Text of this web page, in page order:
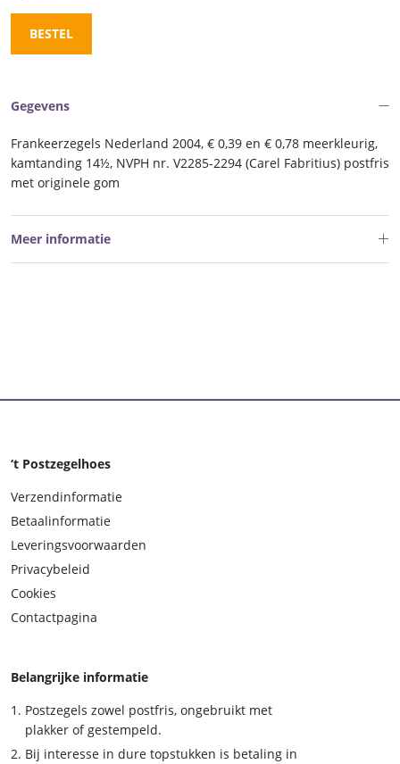
BESTEL
Gegevens
Frankeerzegels Nederland 2004, € 0,39 en € 0,78 meerkleurig,
kamtanding 14½, NVPH nr. V2285-2294 (Carel Fabritius) postfris
met originele gom
Meer informatie
‘t Postzegelhoes
Verzendinformatie
Betaalinformatie
Leveringsvoorwaarden
Privacybeleid
Cookies
Contactpagina
Belangrijke informatie
Postzegels zowel postfris, ongebruikt met
plakker of gestempeld.
Bij interesse in dure topstukken is betaling in